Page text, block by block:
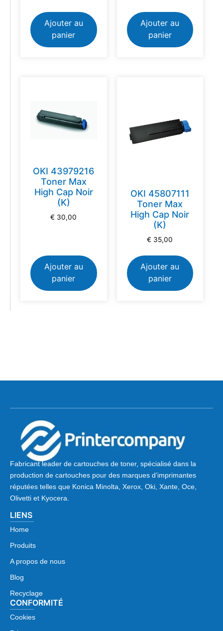
Ajouter au
panier
Ajouter au
panier
OKI 43979216
Toner Max
High Cap Noir
(K)
€ 30,00
Ajouter au
panier
OKI 45807111
Toner Max
High Cap Noir
(K)
€ 35,00
Ajouter au
panier
Fabricant leader de cartouches de toner, spécialisé dans la
production de cartouches pour des marques d’imprimantes
réputées telles que Konica Minolta, Xerox, Oki, Xante, Oce,
Olivetti et Kyocera.
LIENS
Home
Produits
A propos de nous
Blog
Recyclage
CONFORMITÉ
Cookies